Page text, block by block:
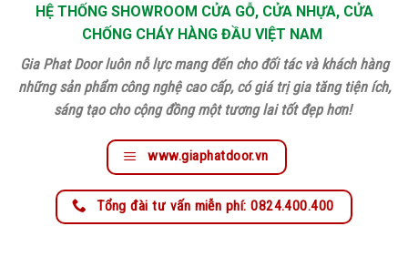
HỆ THỐNG SHOWROOM CỬA GỖ, CỬA NHỰA, CỬA
CHỐNG CHÁY HÀNG ĐẦU VIỆT NAM
Gia Phat Door luôn nỗ lực mang đến cho đối tác và khách hàng
những sản phẩm công nghệ cao cấp, có giá trị gia tăng tiện ích,
sáng tạo cho cộng đồng một tương lai tốt đẹp hơn!
www.giaphatdoor.vn
Tổng đài tư vấn miễn phí: 0824.400.400